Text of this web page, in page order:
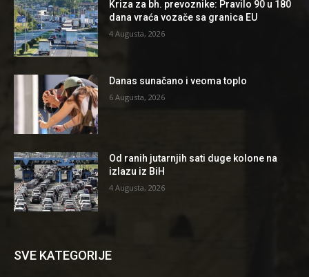
Kriza za bh. prevoznike: Pravilo 90 u 180
dana vraća vozače sa granica EU
4 Augusta, 2026
Danas sunačano i veoma toplo
6 Augusta, 2026
Od ranih jutarnjih sati duge kolone na
izlazu iz BiH
4 Augusta, 2026
SVE KATEGORIJE